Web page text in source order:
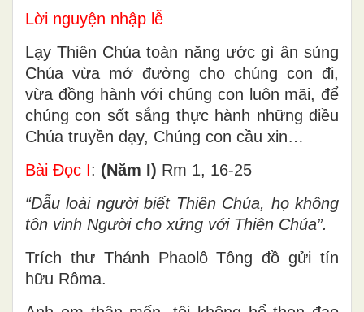
Lời nguyện nhập lễ
Lạy Thiên Chúa toàn năng ước gì ân sủng
Chúa vừa mở đường cho chúng con đi,
vừa đồng hành với chúng con luôn mãi, để
chúng con sốt sắng thực hành những điều
Chúa truyền dạy, Chúng con cầu xin…
Bài Ðọc I: (Năm I) Rm 1, 16-25
“Dẫu loài người biết Thiên Chúa, họ không
tôn vinh Người cho xứng với Thiên Chúa”.
Trích thư Thánh Phaolô Tông đồ gửi tín
hữu Rôma.